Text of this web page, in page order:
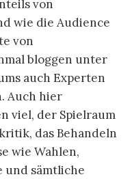
von
wie die Audience
von
bloggen unter
auch Experten
Auch hier
viel, der Spielraum
das Behandeln
wie Wahlen,
und sämtliche